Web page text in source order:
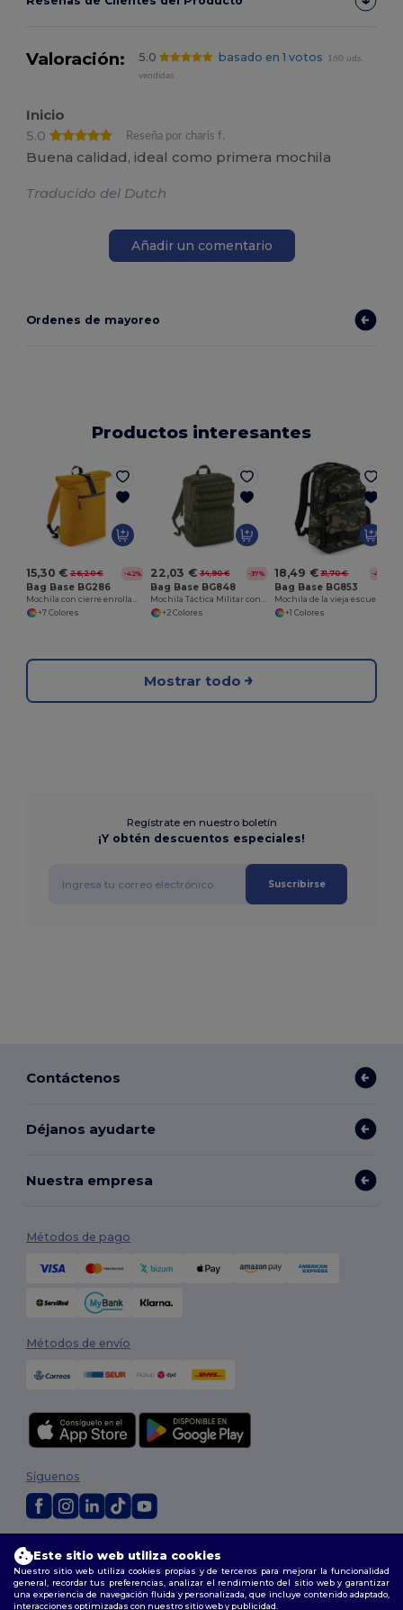
Valoración: 5.0 basado en 1 votos
160 uds.
vendidas
Inicio
5.0
Reseña por charis f.
Buena calidad, ideal como primera mochila
Traducido del Dutch
Añadir un comentario
Ordenes de mayoreo
Productos interesantes
15,30 € 26,20 € -42%
Bag Base BG286
Mochila con cierre enrollable hecha de material reciclado
+7 Colores
22,03 € 34,90 € -37%
Bag Base BG848
Mochila Táctica Militar con Sistema MOLLE
+2 Colores
18,49 € 31,70 € -42%
Bag Base BG853
Mochila de la vieja escuela
+1 Colores
Mostrar todo
Regístrate en nuestro boletín
¡Y obtén descuentos especiales!
Suscribirse
Contáctenos
Déjanos ayudarte
Nuestra empresa
Métodos de pago
Métodos de envío
Términos y Condiciones|Política de personalización
Privacidad |Política de Cookies|Mapa del sitio
Síguenos
Este sitio web utiliza cookies
Nuestro sitio web utiliza cookies propias y de terceros para mejorar la funcionalidad
general, recordar tus preferencias, analizar el rendimiento del sitio web y garantizar
una experiencia de navegación fluida y personalizada, que incluye contenido adaptado,
interacciones optimizadas con nuestro sitio web y publicidad.